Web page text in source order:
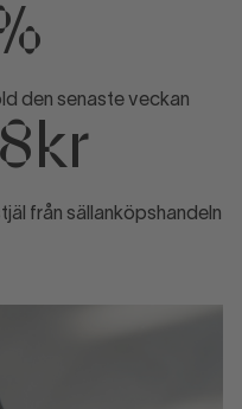
den senaste veckan
från sällanköpshandeln